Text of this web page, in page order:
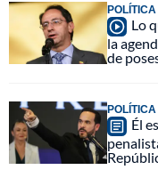
POLÍTICA
Lo
la
de
POLÍTICA
Él